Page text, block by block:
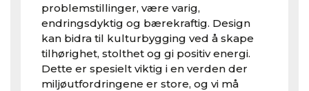
problemstillinger, være varig,
endringsdyktig og bærekraftig. Design
kan bidra til kulturbygging ved å skape
tilhørighet, stolthet og gi positiv energi.
Dette er spesielt viktig i en verden der
miljøutfordringene er store, og vi må